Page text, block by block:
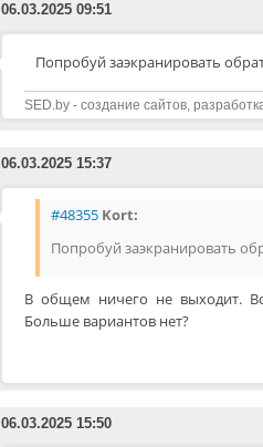
06.03.2025 09:51
Попробуй заэкранировать
SED.by - создание сайтов,
06.03.2025 15:37
#48355 Kort:
Попробуй заэкранировать
В общем ничего не выходит.
Больше вариантов нет?
06.03.2025 15:50